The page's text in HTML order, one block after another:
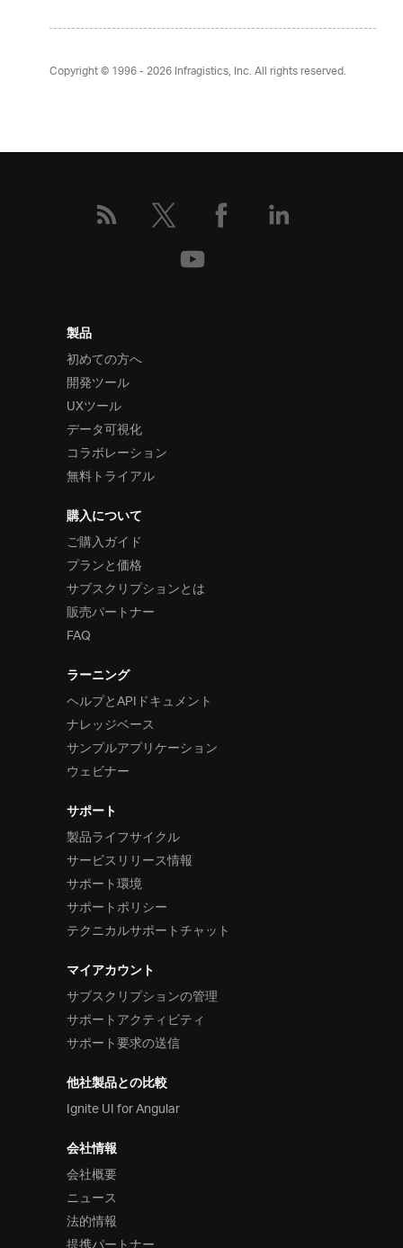
Copyright © 1996 - 2026Infragistics, Inc. All rights reserved.
製品
初めての方へ
開発ツール
UXツール
データ可視化
コラボレーション
無料トライアル
購入について
ご購入ガイド
プランと価格
サブスクリプションとは
販売パートナー
FAQ
ラーニング
ヘルプとAPIドキュメント
ナレッジベース
サンプルアプリケーション
ウェビナー
サポート
製品ライフサイクル
サービスリリース情報
サポート環境
サポートポリシー
テクニカルサポートチャット
マイアカウント
サブスクリプションの管理
サポートアクティビティ
サポート要求の送信
他社製品との比較
Ignite UI for Angular
会社情報
会社概要
ニュース
法的情報